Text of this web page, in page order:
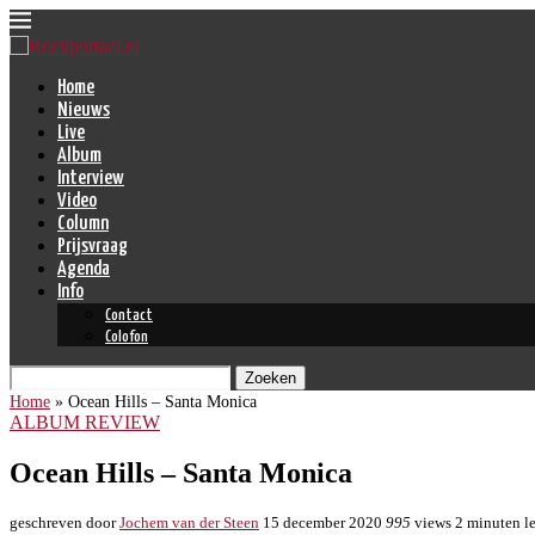
Home
Nieuws
Live
Album
Interview
Video
Column
Prijsvraag
Agenda
Info
Contact
Colofon
Zoeken
Home » Ocean Hills – Santa Monica
ALBUM REVIEW
Ocean Hills – Santa Monica
geschreven doorJochem van der Steen 15 december 2020 995 views 2 minuten